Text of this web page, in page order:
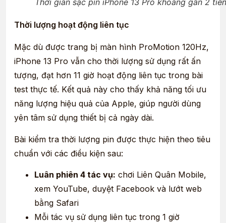
Thời gian sạc pin iPhone 13 Pro khoảng gần 2
Thời lượng hoạt động liên tục
Mặc dù được trang bị màn hình ProMotion 120Hz,
iPhone 13 Pro vẫn cho thời lượng sử dụng rất ấn
tượng, đạt hơn 11 giờ hoạt động liên tục trong bài
test thực tế. Kết quả này cho thấy khả năng tối ưu
năng lượng hiệu quả của Apple, giúp người dùng
yên tâm sử dụng thiết bị cả ngày dài.
Bài kiểm tra thời lượng pin được thực hiện theo tiêu
chuẩn với các điều kiện sau:
Luân phiên 4 tác vụ: chơi Liên Quân Mobile,
xem YouTube, duyệt Facebook và lướt web
bằng Safari
Mỗi tác vụ sử dụng liên tục trong 1 giờ